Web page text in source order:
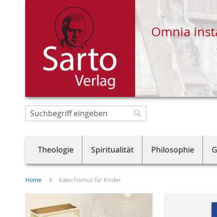
Direkt
zum
Omnia
Suche
Theologie Spiritualität Philosophie
Home Katechismus für Kinder